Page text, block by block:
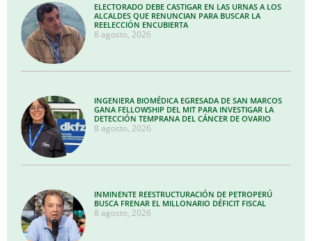
ELECTORADO DEBE CASTIGAR EN LAS URNAS A LOS
ALCALDES QUE RENUNCIAN PARA BUSCAR LA
REELECCIÓN ENCUBIERTA
8 agosto, 2026
INGENIERA BIOMÉDICA EGRESADA DE SAN MARCOS
GANA FELLOWSHIP DEL MIT PARA INVESTIGAR LA
DETECCIÓN TEMPRANA DEL CÁNCER DE OVARIO
8 agosto, 2026
INMINENTE REESTRUCTURACIÓN DE PETROPERÚ
BUSCA FRENAR EL MILLONARIO DÉFICIT FISCAL
8 agosto, 2026